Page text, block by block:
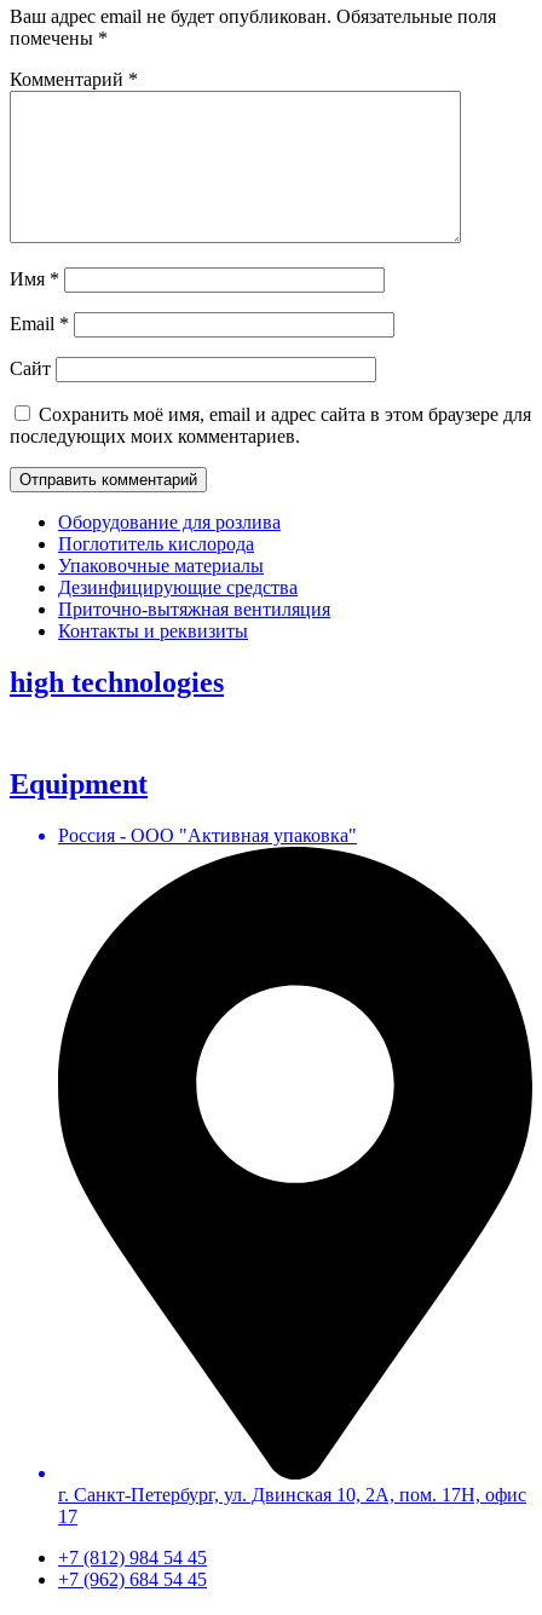
Ваш адрес email не будет опубликован. Обязательные поля
помечены *
Комментарий *
Имя *
Email *
Сайт
Сохранить моё имя, email и адрес сайта в этом браузере для
последующих моих комментариев.
Оборудование для розлива
Поглотитель кислорода
Упаковочные материалы
Дезинфицирующие средства
Приточно-вытяжная вентиляция
Контакты и реквизиты
high technologies
Equipment
Россия - ООО "Активная упаковка"
г. Санкт-Петербург, ул. Двинская 10, 2А, пом. 17Н, офис
17
+7 (812) 984 54 45
+7 (962) 684 54 45